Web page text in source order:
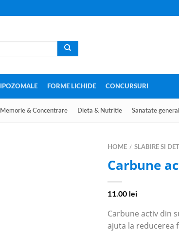
FORME LICHIDE CONCURSURI
Memorie & Concentrare Dieta & Nutritie Sanatate
HOME / SLABIRE SI
Carbune
11.00 lei
Carbune activ din
ajuta la reducerea